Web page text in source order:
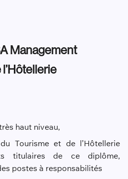
Management
haut niveau,
Tourisme et de l’Hôtellerie
titulaires de ce diplôme,
postes à responsabilités